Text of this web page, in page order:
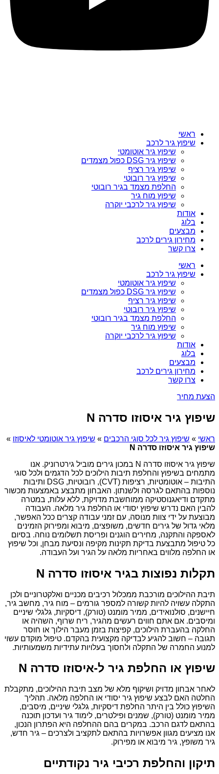
ראשי
שיפוץ גיר לרכב
שיפוץ גיר אוטומטי
שיפוץ גיר DSG כפול מצמדים
שיפוץ גיר רציף
שיפוץ גיר רובוטי
החלפת מצמד בגיר רובוטי
שיפוץ מוח גיר
שיפוץ גיר לרכבי יוקרה
אודות
בלוג
מבצעים
מחירון גירים לרכב
צרו קשר
ראשי
שיפוץ גיר לרכב
שיפוץ גיר אוטומטי
שיפוץ גיר DSG כפול מצמדים
שיפוץ גיר רציף
שיפוץ גיר רובוטי
החלפת מצמד בגיר רובוטי
שיפוץ מוח גיר
שיפוץ גיר לרכבי יוקרה
אודות
בלוג
מבצעים
מחירון גירים לרכב
צרו קשר
הצעת מחיר
שיפוץ גיר איסוזו סדרה N
ראשי » שיפוץ גיר לכל סוגי הרכבים » שיפוץ גיר אוטומטי לאיסוזו »
שיפוץ גיר איסוזו סדרה N
שיפוץ גיר איסוזו סדרה N במכון גירים מוביל גירטרוניק. אנו
מתמחים בשיפוץ והחלפת תיבות הילוכים לכל הדגמים ולכל סוגי
התיבות – אוטומטיות, רציפות (CVT), רובוטיות, DSG ותיבות
נוספות בהתאם לגרסה ולשנתון. האבחון מתבצע באמצעות מכשור
מתקדם ודיאגנוסטיקה ממוחשבת מדויקת, ללא עלות, במטרה
להבין האם נדרש שיפוץ יסודי או החלפת גיר מלאה. העבודה
מבוצעת על ידי צוות מנוסה, עם זמני עבודה קצרים ככל האפשר,
מלאי גדול של גירים חדשים, משופצים, מיבוא ומפירוק הזמינים
לאספקה והתקנה, מחירים הוגנים ופריסת תשלומים נוחה. בסיום
כל טיפול מתבצעת בדיקת תקינות מקיפה ונסיעת מבחן, וכל שיפוץ
או החלפה מלווים באחריות מלאה על הגיר ועל העבודה.
תקלות נפוצות בגיר איסוזו סדרה N
תיבת ההילוכים מורכבת ממכלול רכיבים מכניים ואלקטרוניים ולכן
התקלה עשויה להיות קשורה למספר גורמים – מוח גיר, מחשב גיר,
חיישנים, סולנואידים, ממיר מומנט (טורק), דיסקיות, גלגלי שיניים
ומיסבים. אם אתם חווים רעשים מהגיר, ריח שרוף, השהיה או
החלקה בהעברת הילוכים, קפיצות בזמן מעבר הילוך או חוסר
תגובה – חשוב להגיע לבדיקה מקצועית בהקדם. טיפול מוקדם עשוי
למנוע החמרה של התקלה ולחסוך בעלויות עתידיות משמעותיות.
שיפוץ או החלפת גיר ל-איסוזו סדרה N
לאחר אבחון מדויק ושיקוף מלא של מצב תיבת ההילוכים, מתקבלת
החלטה האם לבצע שיפוץ גיר יסודי או החלפה מלאה. תהליך
השיפוץ כולל בין היתר החלפת דיסקיות, גלגלי שיניים, מיסבים,
ממיר מומנט (טורק), שמנים ופילטרים, לימוד גיר ועדכון תוכנה
בהתאם לדגם הרכב. במקרים בהם ההחלפה היא הפתרון הנכון,
אנו מציעים מגוון אפשרויות בהתאם לתקציב ולצרכים – גיר חדש,
גיר משופץ, גיר מיבוא או מפירוק.
תיקון והחלפת רכיבי גיר נקודתיים